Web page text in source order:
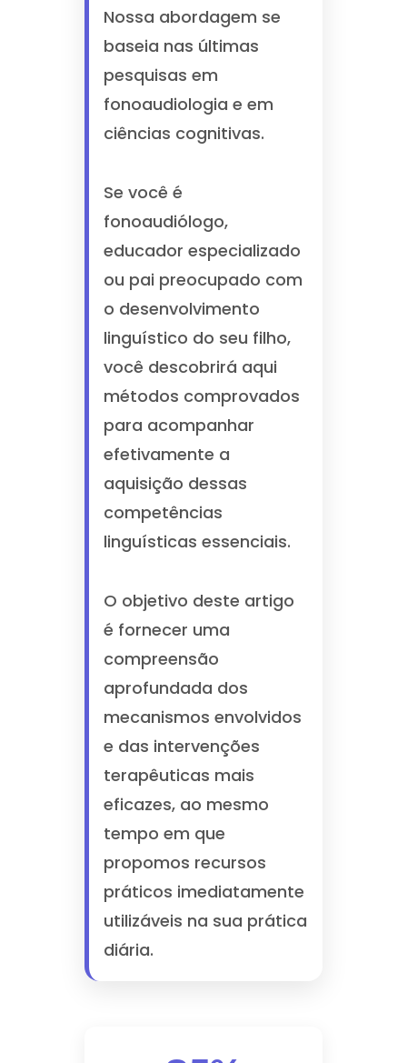
Nossa abordagem se
baseia nas últimas
pesquisas em
fonoaudiologia e em
ciências cognitivas.
Se você é
fonoaudiólogo,
educador especializado
ou pai preocupado com
o desenvolvimento
linguístico do seu filho,
você descobrirá aqui
métodos comprovados
para acompanhar
efetivamente a
aquisição dessas
competências
linguísticas essenciais.
O objetivo deste artigo
é fornecer uma
compreensão
aprofundada dos
mecanismos envolvidos
e das intervenções
terapêuticas mais
eficazes, ao mesmo
tempo em que
propomos recursos
práticos imediatamente
utilizáveis na sua prática
diária.